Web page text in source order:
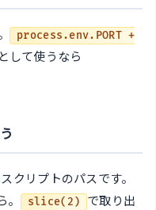
process.env.PORT +
して使うなら
クリプトのパスです。
。 slice(2)
で取り出